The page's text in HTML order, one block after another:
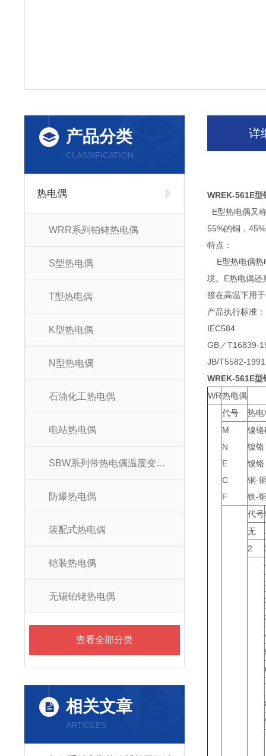
产品分类
CLASSIFICATION
热电偶
WRR系列铂铑热电偶
S型热电偶
T型热电偶
K型热电偶
N型热电偶
石油化工热电偶
电站热电偶
SBW系列带热电偶温度变送器
防爆热电偶
装配式热电偶
铠装热电偶
无锡铂铑热电偶
查看全部分类
相关文章
ARTICLES
详
WREK-561E型
E型热电偶又
55%的铜，
特点：
E型热电偶热
境。E热电偶还
接在高温下用
产品执行标准：
IEC584
GB／T16839-
JB/T5582-1991
WREK-561E型
WR热电偶
代号
热
M
N
E
C
F
镍
镍铬
镍铬
铜-
铁-
代号
无
2